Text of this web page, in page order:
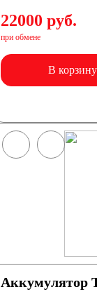
22000 руб.
при обмене
В корзину
Аккумулятор